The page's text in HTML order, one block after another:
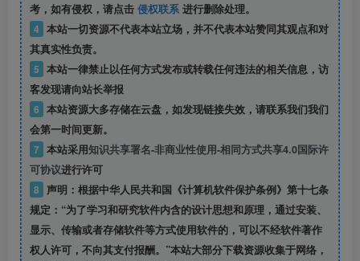
考，如有侵权，请点击 侵权联系 进行删除处理。
4 本站一切资源不代表本站立场，并不代表本站赞同其观点和对
其真实性负责。
5 本站一律禁止以任何方式发布或转载任何违法的相关信息，访
客发现请向站长举报
6 本站资源大多存储在云盘，如发现链接失效，请联系我们我们
会第一时间更新。
7 本站采用知识共享署名-非商业性使用-相同方式共享4.0国际许
可协议进行许可
8 声明：根据中华人民共和国《计算机软件保护条例》第十七条
规定：“为了学习和研究软件内含的设计思想和原理，通过安装、
显示、传输或者存储软件等方式使用软件的，可以不经软件著作
权人许可，不向其支付报酬。”本站大部分下载资源收集于网络，